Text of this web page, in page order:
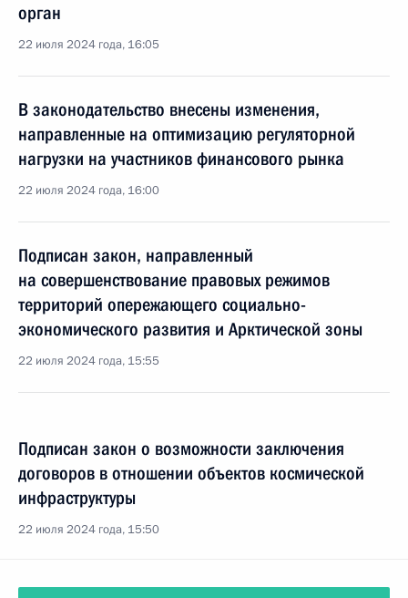
орган
22 июля 2024 года, 16:05
В законодательство внесены изменения,
направленные на оптимизацию регуляторной
нагрузки на участников финансового рынка
22 июля 2024 года, 16:00
Подписан закон, направленный
на совершенствование правовых режимов
территорий опережающего социально-
экономического развития и Арктической зоны
22 июля 2024 года, 15:55
Подписан закон о возможности заключения
договоров в отношении объектов космической
инфраструктуры
22 июля 2024 года, 15:50